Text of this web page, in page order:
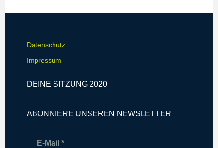
Datenschutz
Impressum
DEINE SITZUNG 2020
ABONNIERE UNSEREN NEWSLETTER
E-Mail *